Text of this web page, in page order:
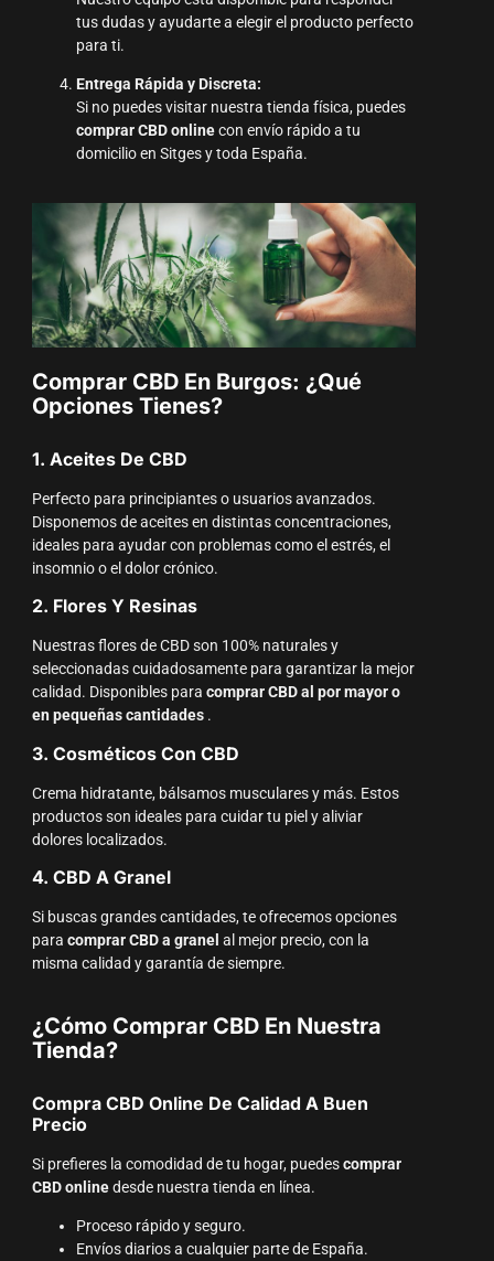
tus dudas y ayudarte a elegir el producto perfecto
para ti.
Entrega Rápida y Discreta:
Si no puedes visitar nuestra tienda física, puedes
comprar CBD onlinecon envío rápido a tu
domicilio en Sitges y toda España.
Comprar CBD En Burgos: ¿Qué
Opciones Tienes?
1. Aceites De CBD
Perfecto para principiantes o usuarios avanzados.
Disponemos de aceites en distintas concentraciones,
ideales para ayudar con problemas como el estrés, el
insomnio o el dolor crónico.
2. Flores Y Resinas
Nuestras flores de CBD son 100% naturales y
seleccionadas cuidadosamente para garantizar la mejor
calidad. Disponibles para comprar CBD al por mayor o
en pequeñas cantidades.
3. Cosméticos Con CBD
Crema hidratante, bálsamos musculares y más. Estos
productos son ideales para cuidar tu piel y aliviar
dolores localizados.
4. CBD A Granel
Si buscas grandes cantidades, te ofrecemos opciones
para comprar CBD a granel al mejor precio, con la
misma calidad y garantía de siempre.
¿Cómo Comprar CBD En Nuestra
Tienda?
Compra CBD Online De Calidad A Buen
Precio
Si prefieres la comodidad de tu hogar, puedescomprar
CBD onlinedesde nuestra tienda en línea.
Proceso rápido y seguro.
Envíos diarios a cualquier parte de España.